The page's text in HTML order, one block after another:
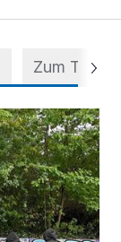
Zum Thema